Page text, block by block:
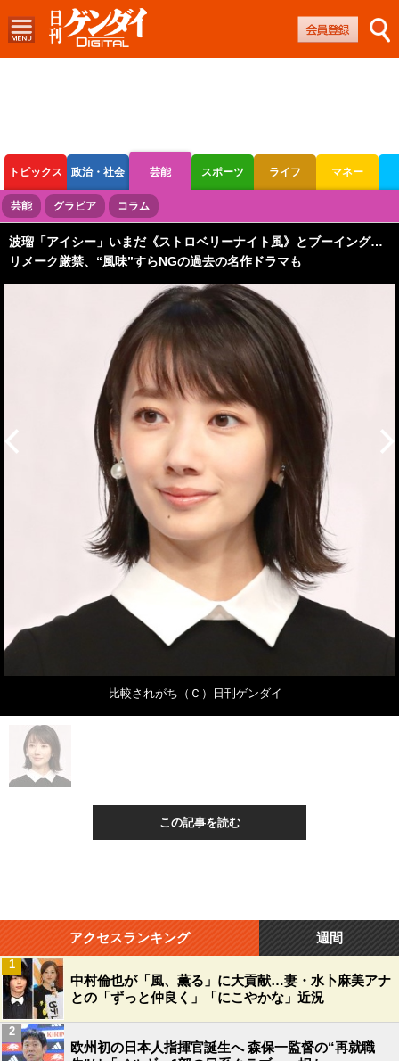
トピックス 政治・社会 芸能 スポーツ ライフ マネー
ボートレース 競輪 オートレース
芸能 グラビア コラム
波瑠「アイシー」いまだ《ストロベリーナイト風》とブーイング…
リメーク厳禁、“風味”すらNGの過去の名作ドラマも
比較されがち（Ｃ）日刊ゲンダイ
この記事を読む
アクセスランキング 週間
中村倫也が「風、薫る」に大貢献…妻・水卜麻美アナ
との「ずっと仲良く」「にこやかな」近況
1
欧州初の日本人指揮官誕生へ 森保一監督の“再就職
2